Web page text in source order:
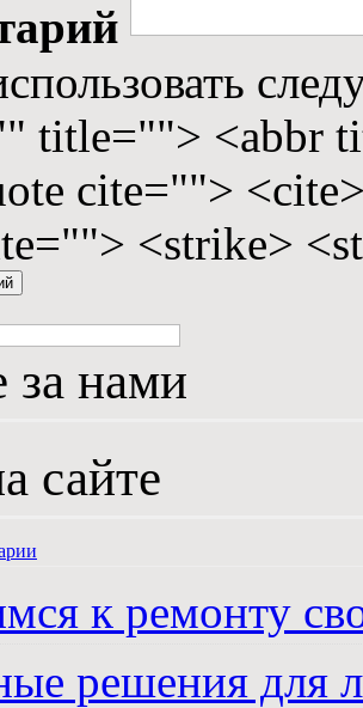
title=""> <abbr
cite="">
<strike>
за нами
сайте
к ремонту
решения для